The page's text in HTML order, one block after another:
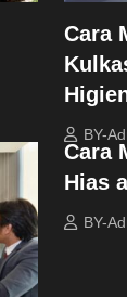
Cara
BY-
Cara
Hias
BY-